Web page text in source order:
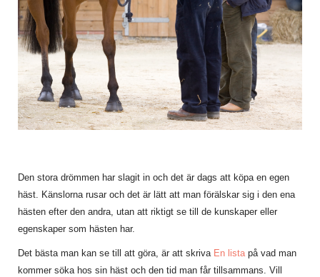
Den stora drömmen har slagit in och det är dags att köpa en egen
häst. Känslorna rusar och det är lätt att man förälskar sig i den ena
hästen efter den andra, utan att riktigt se till de kunskaper eller
egenskaper som hästen har.
Det bästa man kan se till att göra, är att skriva En lista på vad man
kommer söka hos sin häst och den tid man får tillsammans. Vill